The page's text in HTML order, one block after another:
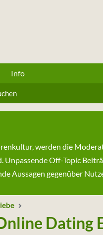
Info
werden die
Unpassende Off-Topic
Aussagen gegenüber
Dating